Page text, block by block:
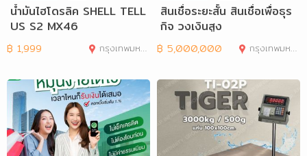
น้ำมันไฮโดรลิค SHELL TELL
US S2 MX46
฿ 1,999 กรุงเทพมหานคร
สินเชื่อระยะสั้น สินเชื่อเพื่อธุร
กิจ วงเงินสูง
฿ 5,000,000 กรุงเทพมหานคร